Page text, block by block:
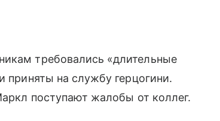
требовались «длительные
приняты на службу герцогини.
поступают жалобы от коллег.